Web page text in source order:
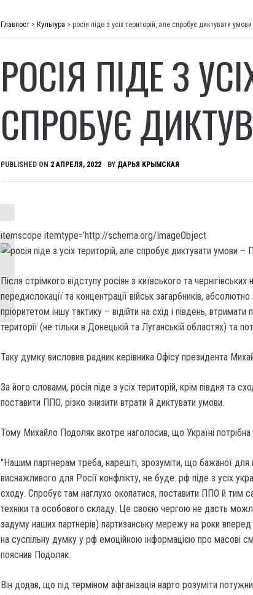
Главпост > Культура > росія піде з усіх територій, але спробує диктувати
РОСІЯ ПІДЕ З
СПРОБУЄ
PUBLISHED ON 2 АПРЕЛЯ, 2022 BY ДАРЬЯ КРЫМСКАЯ
itemscope itemtype=’http://schema.org/ImageObject
Після стрімкого відступу росіян з київського та
передислокації та концентрації військ загарбників,
пріоритетом іншу тактику – відійти на схід і південь, втримати
території (не тільки в Донецькій та Луганській областях) та
Таку думку висловив радник керівника Офісу президента
За його словами, росія піде з усіх територій, крім півдня та
поставити ППО, різко знизити втрати й диктувати умови.
Тому Михайло Подоляк вкотре наголосив, що Україні
"Нашим партнерам треба, нарешті, зрозуміти, що бажаної для
виснажливого для Росії конфлікту, не буде. рф піде з усіх
сходу. Спробує там наглухо окопатися, поставити ППО й тим
техніки та особового складу. Це своєю чергою не дасть
задуму наших партнерів) партизанську мережу на роки
на суспільну думку у рф емоційною інформацією про масові
пояснив Подоляк.
Він додав, що під терміном афганізація варто розуміти